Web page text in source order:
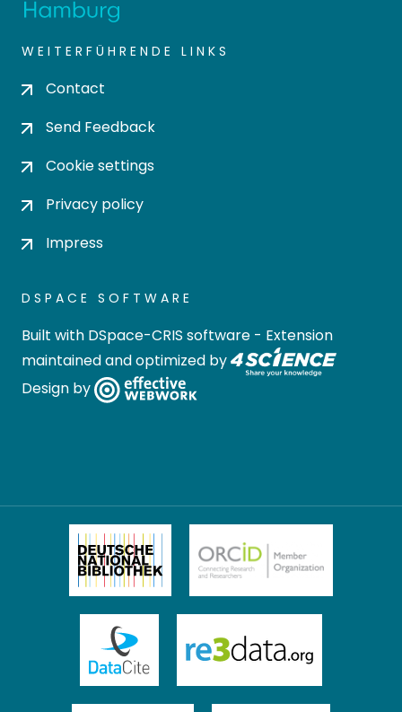
WEITERFÜHRENDE LINKS
Contact
Send Feedback
Cookie settings
Privacy policy
Impress
DSPACE SOFTWARE
Built with DSpace-CRIS software - Extension
maintained and optimized by
Design by